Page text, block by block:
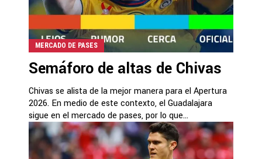
MERCADO DE PASES
Semáforo de altas de Chivas
Chivas se alista de la mejor manera para el Apertura
2026. En medio de este contexto, el Guadalajara
sigue en el mercado de pases, por lo que...